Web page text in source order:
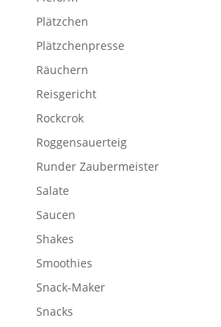
Plätzchen
Plätzchenpresse
Räuchern
Reisgericht
Rockcrok
Roggensauerteig
Runder Zaubermeister
Salate
Saucen
Shakes
Smoothies
Snack-Maker
Snacks